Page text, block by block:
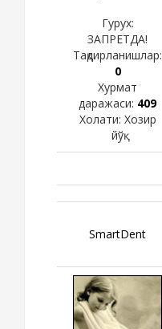
Гурух:
ЗАПРЕТДА!
Тақдирланишлар:
0
Хурмат
даражаси: 409
Холати: Хозир
йўқ
SmartDent